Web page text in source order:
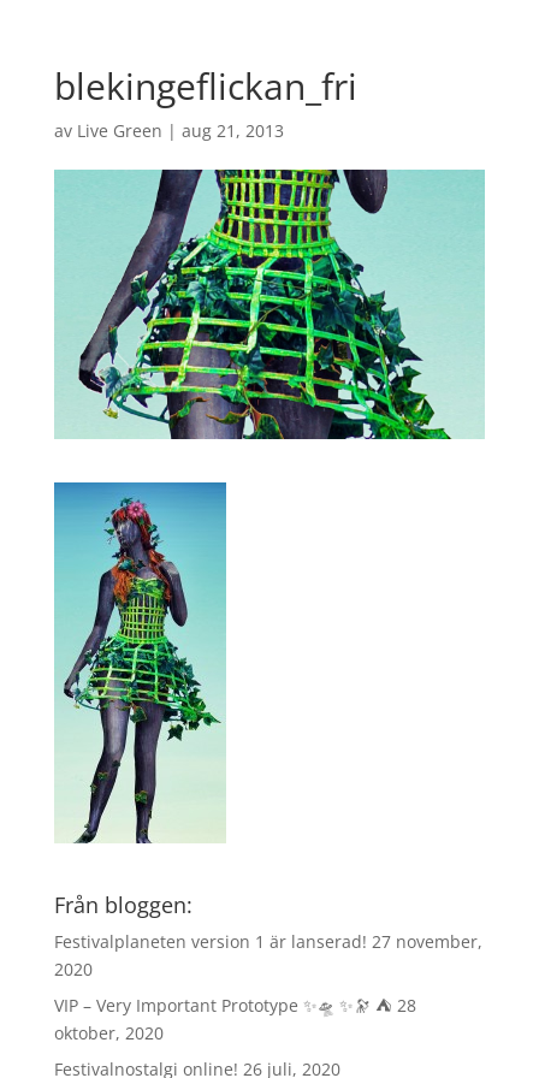
blekingeflickan_fri
av Live Green | aug 21, 2013
Från bloggen:
Festivalplaneten version 1 är lanserad! 27 november,
2020
VIP – Very Important Prototype ✨🛸 ✨🔭 ⛺️ 28
oktober, 2020
Festivalnostalgi online! 26 juli, 2020